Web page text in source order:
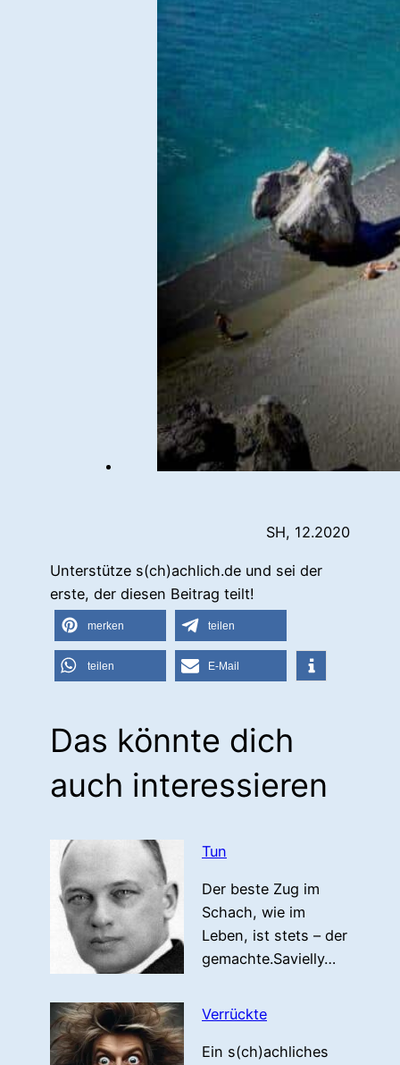
SH, 12.2020
Unterstütze s(ch)achlich.de und sei der
erste, der diesen Beitrag teilt!
merken teilen
teilen E-Mail
Das könnte dich
auch interessieren
Tun
Der beste Zug im
Schach, wie im
Leben, ist stets – der
gemachte.Savielly…
Verrückte
Ein s(ch)achliches